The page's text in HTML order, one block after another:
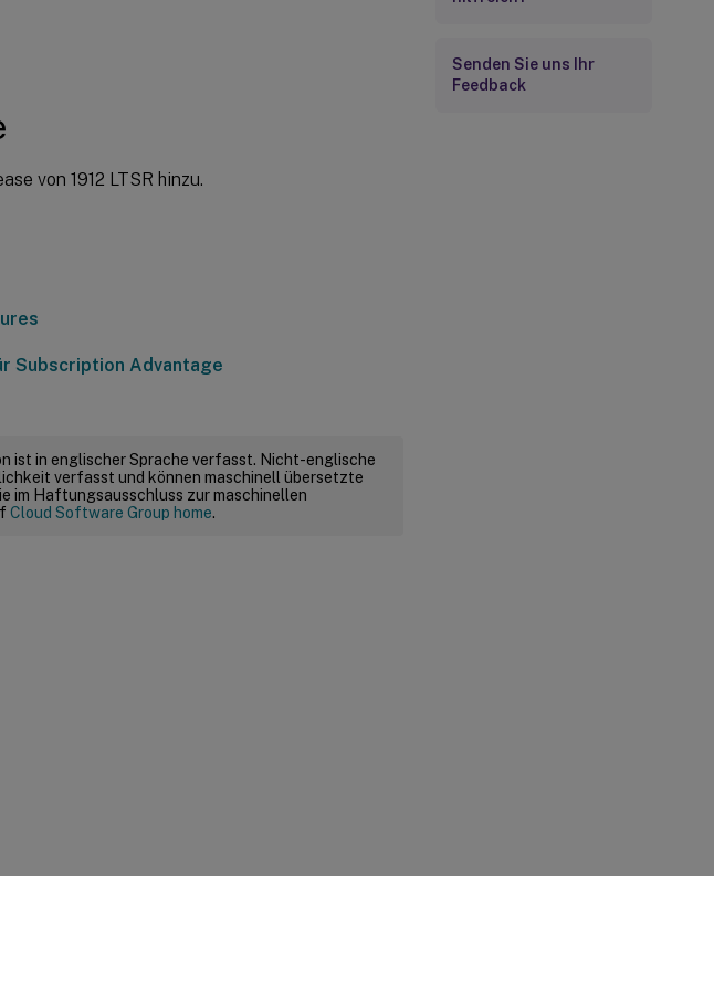
von 1912 LTSR hinzu.
Subscription Advantage
ist in englischer Sprache verfasst. Nicht-englische
verfasst und können maschinell übersetzte
im Haftungsausschluss zur maschinellen
Cloud Software Group home.
Senden Sie uns Ihr
Feedback